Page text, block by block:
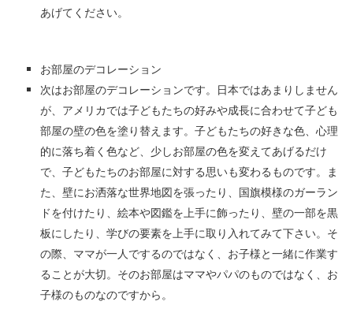
あげてください。
お部屋のデコレーション
次はお部屋のデコレーションです。日本ではあまりしません
が、アメリカでは子どもたちの好みや成長に合わせて子ども
部屋の壁の色を塗り替えます。子どもたちの好きな色、心理
的に落ち着く色など、少しお部屋の色を変えてあげるだけ
で、子どもたちのお部屋に対する思いも変わるものです。ま
た、壁にお洒落な世界地図を張ったり、国旗模様のガーラン
ドを付けたり、絵本や図鑑を上手に飾ったり、壁の一部を黒
板にしたり、学びの要素を上手に取り入れてみて下さい。そ
の際、ママが一人でするのではなく、お子様と一緒に作業す
ることが大切。そのお部屋はママやパパのものではなく、お
子様のものなのですから。